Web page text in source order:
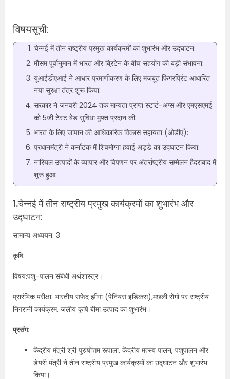
विषयसूची:
चेन्नई में तीन राष्ट्रीय प्रमुख कार्यक्रमों का शुभारंभ और उद्घाटन:
मौसम पूर्वानुमान में भारत और ब्रिटेन के बीच सहयोग की बड़ी संभावना:
यूआईडीएआई ने आधार प्रमाणीकरण के लिए मजबूत फिंगरप्रिंट आधारित
नया सुरक्षा तंत्र शुरू किया:
सरकार ने जनवरी 2024 तक मान्यता प्राप्त स्टार्ट-अप्स और एमएसएमई
को 5जी टेस्ट बेड सुविधा मुफ्त प्रदान की:
भारत के लिए जापान की आधिकारिक विकास सहायता (ओडीए):
प्रधानमंत्री ने कर्नाटक में शिवमोग्गा हवाई अड्डे का उद्घाटन किया:
नारियल उत्पादों के व्यापार और विपणन पर अंतर्राष्ट्रीय सम्मेलन हैदराबाद में
शुरू हुआ:
1.चेन्नई में तीन राष्ट्रीय प्रमुख कार्यक्रमों का शुभारंभ और
उद्घाटन:
सामान्य अध्ययन: 3
कृषि:
विषय:पशु-पालन संबंधी अर्थशास्त्र।
प्रारंभिक परीक्षा: भारतीय सफेद झींगा (पेनियस इंडिकस),मछली रोगों पर राष्ट्रीय
निगरानी कार्यक्रम, जलीय कृषि बीमा उत्पाद का शुभारंभ।
प्रसंग:
केंद्रीय मंत्री श्री पुरुषोत्तम रूपाला, केंद्रीय मत्स्य पालन, पशुपालन और
डेयरी मंत्री ने तीन राष्ट्रीय प्रमुख कार्यक्रमों का उद्घाटन और शुभारंभ
किया।